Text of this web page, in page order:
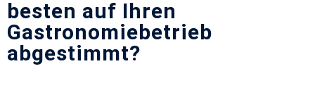
besten auf Ihren
Gastronomiebetrieb
abgestimmt?